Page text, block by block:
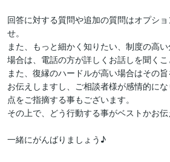
回答に対する質問や追加の質問はオプシ
せ。
また、もっと細かく知りたい、制度の高
場合は、電話の方が詳しくお話しを聞くこ
また、復縁のハードルが高い場合はその
お伝えしますし、ご相談者様が感情的に
点をご指摘する事もございます。
その上で、どう行動する事がベストかお伝
一緒にがんばりましょう♪